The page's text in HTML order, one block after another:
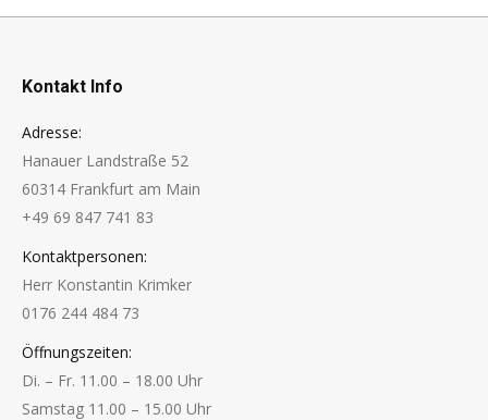
Kontakt Info
Adresse:
Hanauer Landstraße 52
60314 Frankfurt am Main
+49 69 847 741 83
Kontaktpersonen:
Herr Konstantin Krimker
0176 244 484 73
Öffnungszeiten:
Di. – Fr. 11.00 – 18.00 Uhr
Samstag 11.00 – 15.00 Uhr